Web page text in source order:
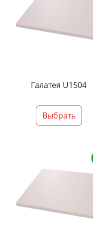
Галатея U1504
Выбрать